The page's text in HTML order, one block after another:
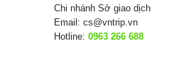
Chi nhánh Sở giao dịch
Email: cs@vntrip.vn
Hotline: 0963 266 688